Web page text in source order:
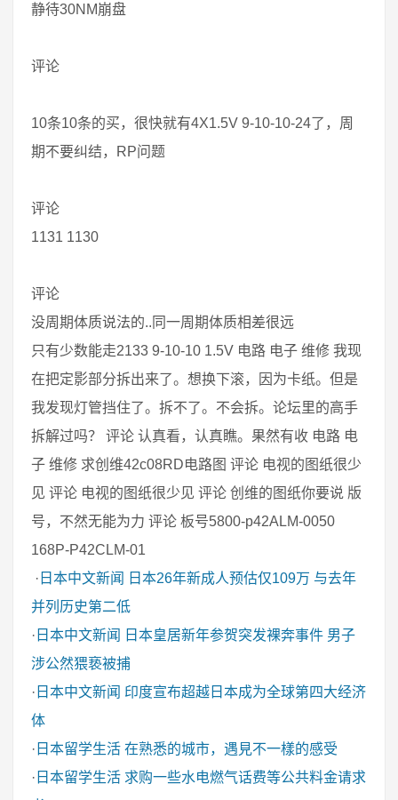
静待30NM崩盘
评论
10条10条的买，很快就有4X1.5V 9-10-10-24了，周
期不要纠结，RP问题
评论
1131 1130
评论
没周期体质说法的..同一周期体质相差很远
只有少数能走2133 9-10-10 1.5V 电路 电子 维修 我现
在把定影部分拆出来了。想换下滚，因为卡纸。但是
我发现灯管挡住了。拆不了。不会拆。论坛里的高手
拆解过吗？ 评论 认真看，认真瞧。果然有收 电路 电
子 维修 求创维42c08RD电路图 评论 电视的图纸很少
见 评论 电视的图纸很少见 评论 创维的图纸你要说 版
号，不然无能为力 评论 板号5800-p42ALM-0050
168P-P42CLM-01
· 日本中文新闻
日本26年新成人预估仅109万 与去年
并列历史第二低
· 日本中文新闻
日本皇居新年参贺突发裸奔事件 男子
涉公然猥亵被捕
· 日本中文新闻 印度宣布超越日本成为全球第四大经济
体
· 日本留学生活 在熟悉的城市，遇見不一樣的感受
· 日本留学生活 求购一些水电燃气话费等公共料金请求